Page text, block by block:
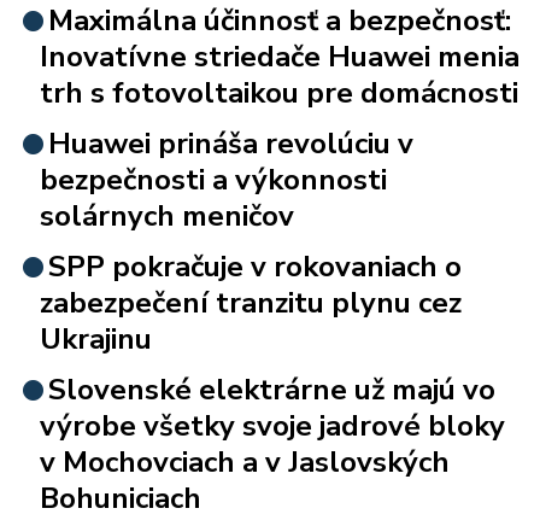
Maximálna účinnosť a bezpečnosť:
Inovatívne striedače Huawei menia
trh s fotovoltaikou pre domácnosti
Huawei prináša revolúciu v
bezpečnosti a výkonnosti
solárnych meničov
SPP pokračuje v rokovaniach o
zabezpečení tranzitu plynu cez
Ukrajinu
Slovenské elektrárne už majú vo
výrobe všetky svoje jadrové bloky
v Mochovciach a v Jaslovských
Bohuniciach